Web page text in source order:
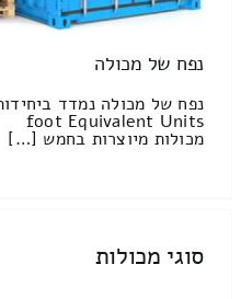
נפח של מכולה
foot Equivalent Units
מכולות מיוצרות בחמש […]
סוגי מכולות